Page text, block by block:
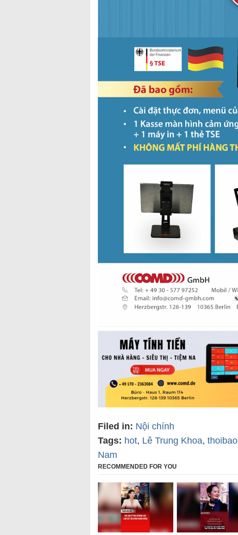
Filed in: Nội chính
Tags: hot, Lê Trung Khoa,
Nam
RECOMMENDED FOR YOU